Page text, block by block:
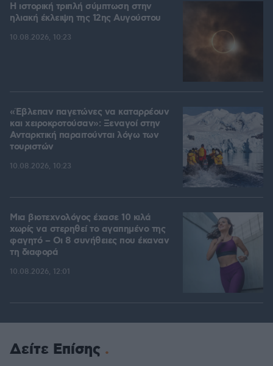
Η ιστορική τριπλή σύμπτωση στην
ηλιακή έκλειψη της 12ης Αυγούστου
10.08.2026, 10:23
«Έβλεπαν παγετώνες να καταρρέουν
και χειροκροτούσαν»: Ξεναγοί στην
Ανταρκτική παραιτούνται λόγω των
τουριστών
10.08.2026, 10:23
Μια βιοτεχνολόγος έχασε 10 κιλά
χωρίς να στερηθεί το αγαπημένο της
φαγητό – Οι 8 συνήθειες που έκαναν
τη διαφορά
10.08.2026, 12:01
Δείτε Επίσης